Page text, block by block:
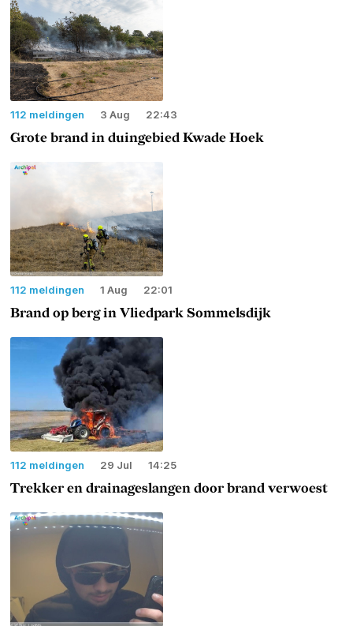
112 meldingen 3 Aug 22:43
Grote brand in duingebied Kwade Hoek
112 meldingen 1 Aug 22:01
Brand op berg in Vliedpark Sommelsdijk
112 meldingen 29 Jul 14:25
Trekker en drainageslangen door brand verwoest